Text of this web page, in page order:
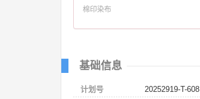
棉印染布
基础信息
计划号
20252919-T-608